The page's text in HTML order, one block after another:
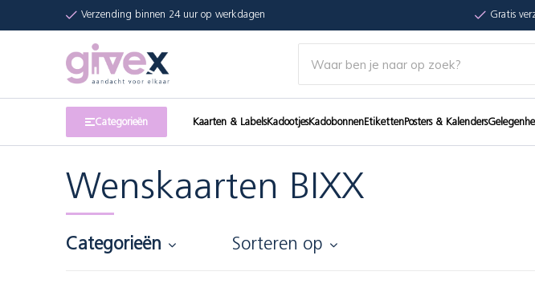
Verzending binnen 24 uur op werkdagen Gratis
Categorieën Kaarten & LabelsKadootjesKadobonnenEtikettenPosters & Kalenders
Wenskaarten BIXX
Categorieën Sorteren op